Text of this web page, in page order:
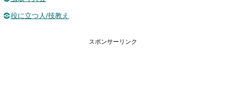
役に立つ人/技教え
スポンサーリンク